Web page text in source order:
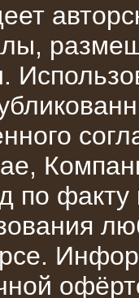
4 МВт,
по